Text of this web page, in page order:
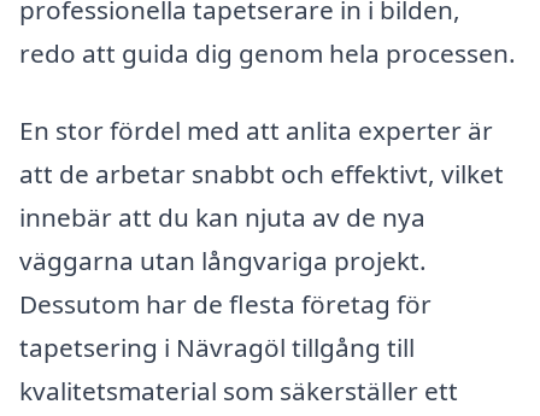
professionella tapetserare in i bilden,
redo att guida dig genom hela processen.
En stor fördel med att anlita experter är
att de arbetar snabbt och effektivt, vilket
innebär att du kan njuta av de nya
väggarna utan långvariga projekt.
Dessutom har de flesta företag för
tapetsering i Nävragöl tillgång till
kvalitetsmaterial som säkerställer ett